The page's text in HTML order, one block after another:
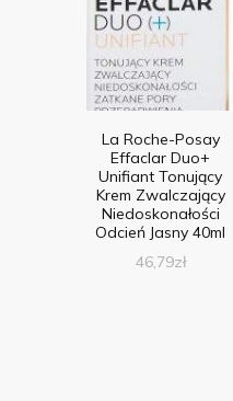
La Roche-Posay
Effaclar Duo+
Unifiant Tonujący
Krem Zwalczający
Niedoskonałości
Odcień Jasny 40ml
46,79zł